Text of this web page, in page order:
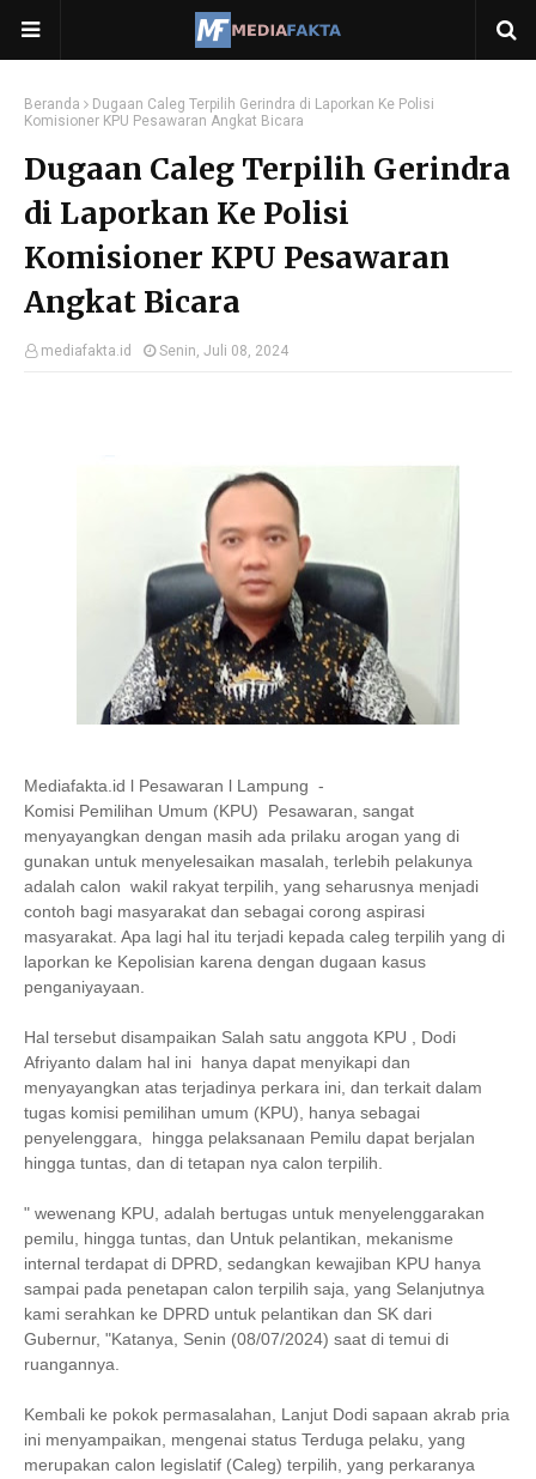
Beranda
Dugaan Caleg Terpilih Gerindra di Laporkan Ke Polisi
Komisioner KPU Pesawaran Angkat Bicara
Dugaan Caleg Terpilih Gerindra
di Laporkan Ke Polisi
Komisioner KPU Pesawaran
Angkat Bicara
mediafakta.id Senin, Juli 08, 2024
Mediafakta.id l Pesawaran l Lampung -
Komisi Pemilihan Umum (KPU) Pesawaran, sangat
menyayangkan dengan masih ada prilaku arogan yang di
gunakan untuk menyelesaikan masalah, terlebih pelakunya
adalah calon wakil rakyat terpilih, yang seharusnya menjadi
contoh bagi masyarakat dan sebagai corong aspirasi
masyarakat. Apa lagi hal itu terjadi kepada caleg terpilih yang di
laporkan ke Kepolisian karena dengan dugaan kasus
penganiyayaan.
Hal tersebut disampaikan Salah satu anggota KPU , Dodi
Afriyanto dalam hal ini hanya dapat menyikapi dan
menyayangkan atas terjadinya perkara ini, dan terkait dalam
tugas komisi pemilihan umum (KPU), hanya sebagai
penyelenggara, hingga pelaksanaan Pemilu dapat berjalan
hingga tuntas, dan di tetapan nya calon terpilih.
" wewenang KPU, adalah bertugas untuk menyelenggarakan
pemilu, hingga tuntas, dan Untuk pelantikan, mekanisme
internal terdapat di DPRD, sedangkan kewajiban KPU hanya
sampai pada penetapan calon terpilih saja, yang Selanjutnya
kami serahkan ke DPRD untuk pelantikan dan SK dari
Gubernur, "Katanya, Senin (08/07/2024) saat di temui di
ruangannya.
Kembali ke pokok permasalahan, Lanjut Dodi sapaan akrab pria
ini menyampaikan, mengenai status Terduga pelaku, yang
merupakan calon legislatif (Caleg) terpilih, yang perkaranya